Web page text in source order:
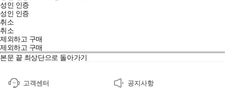
성인 인증
성인 인증
취소
취소
제외하고 구매
제외하고 구매
본문 끝 최상단으로 돌아가기
고객센터 공지사항